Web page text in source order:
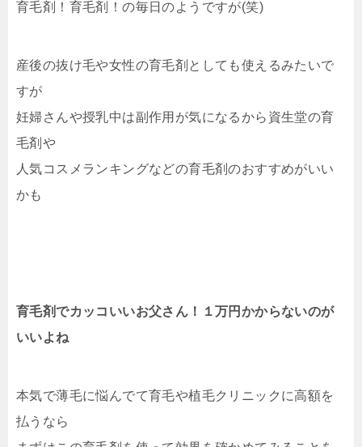
育毛剤！育毛剤！の毎日のようですが(笑)
産後の抜け毛や女性の育毛剤としても使えるみたいで
すが
妊婦さんや授乳中は副作用が気になるから資生堂の育
毛剤や
人気コスメランキングなどの育毛剤のおすすめがいい
かも
育毛剤でカッコいいお父さん！１万円かからないのが
いいよね
本気で薄毛に悩んでて育毛や植毛クリニックに高額を
払うなら